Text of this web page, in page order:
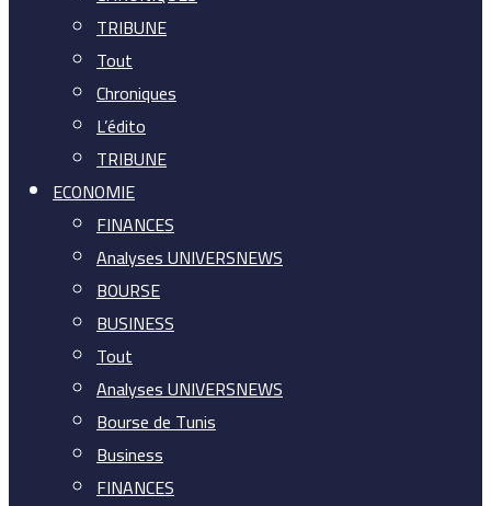
TRIBUNE
Tout
Chroniques
L’édito
TRIBUNE
ECONOMIE
FINANCES
Analyses UNIVERSNEWS
BOURSE
BUSINESS
Tout
Analyses UNIVERSNEWS
Bourse de Tunis
Business
FINANCES